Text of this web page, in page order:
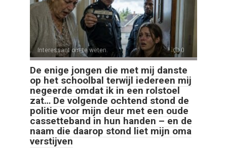
Interessant om te weten 0
De enige jongen die met mij danste
op het schoolbal terwijl iedereen mij
negeerde omdat ik in een rolstoel
zat… De volgende ochtend stond de
politie voor mijn deur met een oude
cassetteband in hun handen – en de
naam die daarop stond liet mijn oma
verstijven